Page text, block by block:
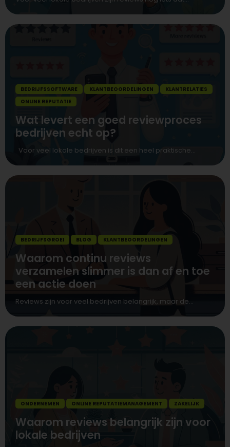
BEDRIJFSSOFTWARE KLANTBEOORDELINGEN
KLANTRELATIES
ONLINE REPUTATIE
Wat levert een goed reviewproces
bedrijven echt op?
Voor veel lokale bedrijven is dit een heel praktische...
BEDRIJFSGROEI BLOG KLANTBEOORDELINGEN
Waarom continu reviews
verzamelen slimmer is dan af en toe
een actie doen
Reviews zijn voor veel bedrijven belangrijk, maar de...
ONDERNEMEN ONLINE REPUTATIEMANAGEMENT ZAKELIJK
Waarom reviews belangrijk zijn voor
lokale bedrijven